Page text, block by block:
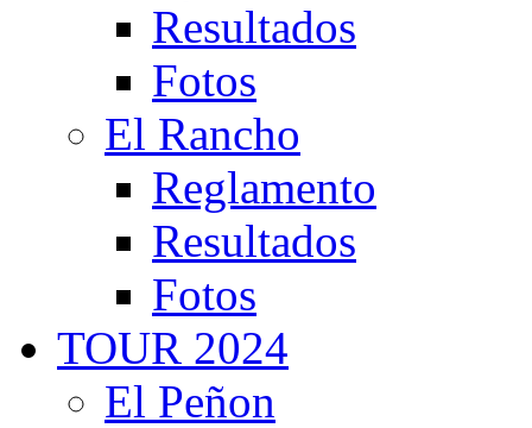
Resultados
Fotos
El Rancho
Reglamento
Resultados
Fotos
TOUR 2024
El Peñon